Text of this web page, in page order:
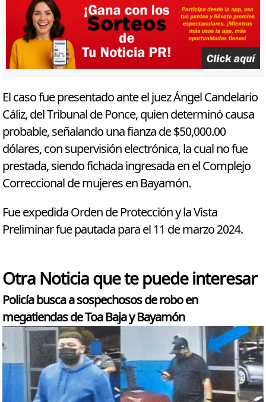
El caso fue presentado ante el juez Ángel Candelario
Cáliz, del Tribunal de Ponce, quien determinó causa
probable, señalando una fianza de $50,000.00
dólares, con supervisión electrónica, la cual no fue
prestada, siendo fichada ingresada en el Complejo
Correccional de mujeres en Bayamón.
Fue expedida Orden de Protección y la Vista
Preliminar fue pautada para el 11 de marzo 2024.
Otra Noticia que te puede interesar
Policía busca a sospechosos de robo en
megatiendas de Toa Baja y Bayamón